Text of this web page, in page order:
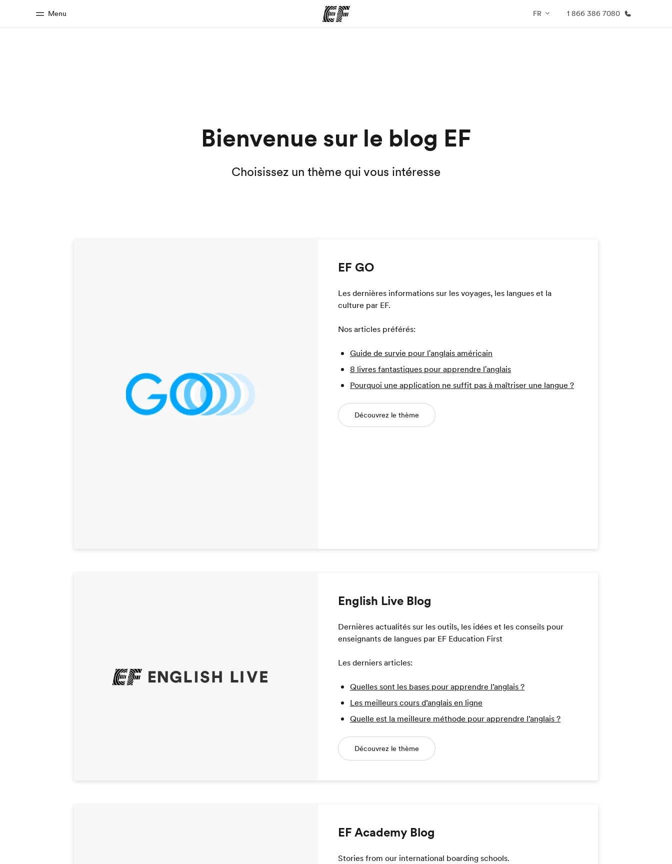
Menu FR 1 866 386 7080
Bienvenue sur le blog EF
Choisissez un thème qui vous intéresse
EF GO
Les dernières informations sur les voyages, les langues et la
culture par EF.
Nos articles préférés:
Guide de survie pour l'anglais américain
8 livres fantastiques pour apprendre l'anglais
Pourquoi une application ne suffit pas à maîtriser une langue ?
Découvrez le thème
English Live Blog
Dernières actualités sur les outils, les idées et les conseils pour
enseignants de langues par EF Education First
Les derniers articles:
Quelles sont les bases pour apprendre l’anglais ?
Les meilleurs cours d’anglais en ligne
Quelle est la meilleure méthode pour apprendre l’anglais ?
Découvrez le thème
EF Academy Blog
Stories from our international boarding schools.